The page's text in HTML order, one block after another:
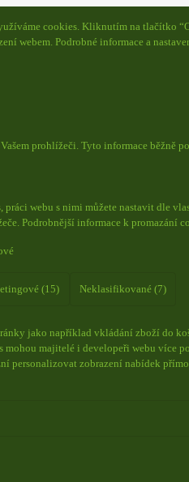
cookies. Kliknutím na tlačítko
webem. Podrobné informace a
prohlížeči. Tyto informace
webu s nimi můžete nastavit dle
Podrobnější informace k promazání
(15) Neklasifikované (7)
jako například vkládání zboží do
mohou majitelé i developeři webu více
personalizovat zobrazení nabídek